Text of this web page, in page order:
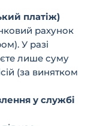
платіж)
рахунок
У разі
лише суму
(за винятком
у службі